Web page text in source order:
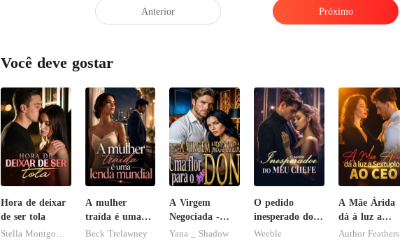
Anterior Próximo
Você deve gostar
Hora de deixar
de ser tola
A mulher
traída é uma
lenda mundial
Beck Trelawney
A Virgem
Negociada -
Uma flor para
Yana _ Shadow
O pedido
inesperado do
meu chefe
Weeble
A Mãe Árida
dá à luz a
Sextuplos ao
Author Feathers